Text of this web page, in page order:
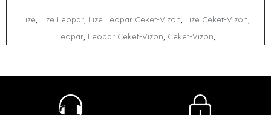
Lıze, Lıze Leopar, Lıze Leopar Ceket-Vizon, Lıze Ceket-Vizon,
Leopar, Leopar Ceket-Vizon, Ceket-Vizon,